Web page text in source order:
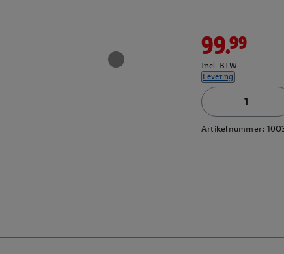
99.99
Incl. BTW.
Levering
Artikelnummer: